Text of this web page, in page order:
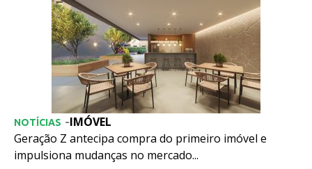
IMÓVEL
NOTÍCIAS -
Geração Z antecipa compra do primeiro imóvel e
impulsiona mudanças no mercado...